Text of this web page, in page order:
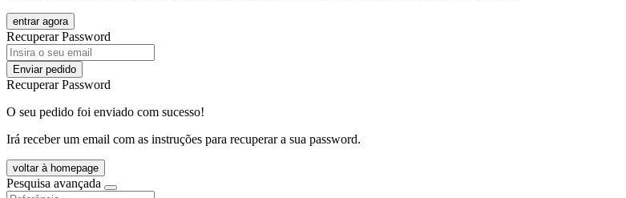
entrar agora
Recuperar Password
Enviar pedido
Recuperar Password
O seu pedido foi enviado com sucesso!
Irá receber um email com as instruções para recuperar a sua password.
voltar à homepage
Pesquisa avançada